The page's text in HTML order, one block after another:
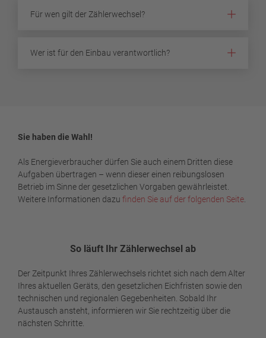
Für wen gilt der Zählerwechsel?
Wer ist für den Einbau verantwortlich?
Sie haben die Wahl!
Als Energieverbraucher dürfen Sie auch einem Dritten diese
Aufgaben übertragen – wenn dieser einen reibungslosen
Betrieb im Sinne der gesetzlichen Vorgaben gewährleistet.
Weitere Informationen dazu finden Sie auf der folgenden Seite
So läuft Ihr Zählerwechsel ab
Der Zeitpunkt Ihres Zählerwechsels richtet sich nach dem Alter
Ihres aktuellen Geräts, den gesetzlichen Eichfristen sowie den
technischen und regionalen Gegebenheiten. Sobald Ihr
Austausch ansteht, informieren wir Sie rechtzeitig über die
nächsten Schritte.